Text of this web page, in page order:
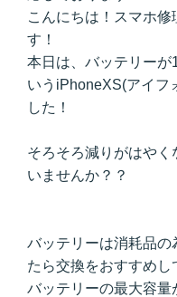
こんにちは！スマホ
す！
本日は、バッテリーが
いうiPhoneXS(アイフ
した！
そろそろ減りがはや
いませんか？？
バッテリーは消耗品の
たら交換をおすすめし
バッテリーの最大容